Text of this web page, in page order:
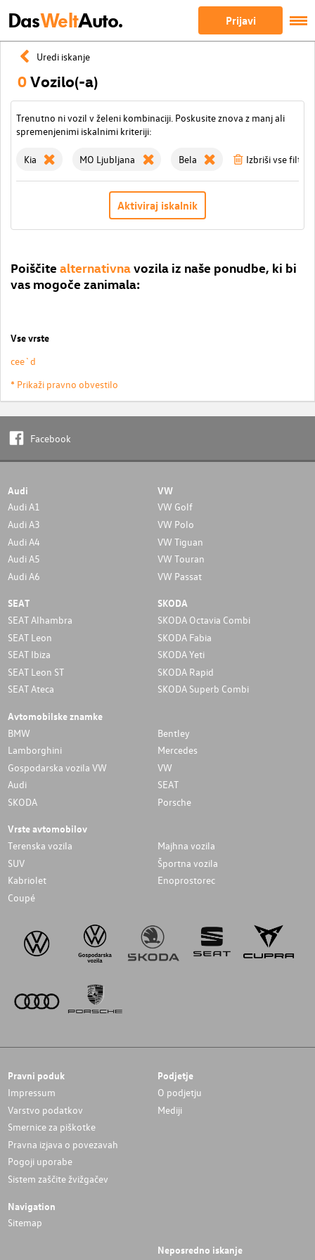
DasWeltAuto. Prijavi
Uredi iskanje
0Vozilo(-a)
Trenutno ni vozil v želeni kombinaciji. Poskusite znova z manj ali
spremenjenimi iskalnimi kriteriji:
Kia MO Ljubljana Bela Izbriši vse filtre
Aktiviraj iskalnik
Poiščite alternativnavozila iz naše ponudbe, ki bi
vas mogoče zanimala:
Vse vrste
cee`d
* Prikaži pravno obvestilo
Facebook
Audi
Audi A1
Audi A3
Audi A4
Audi A5
Audi A6
VW
VW Golf
VW Polo
VW Tiguan
VW Touran
VW Passat
SEAT
SEAT Alhambra
SEAT Leon
SEAT Ibiza
SEAT Leon ST
SEAT Ateca
SKODA
SKODA Octavia Combi
SKODA Fabia
SKODA Yeti
SKODA Rapid
SKODA Superb Combi
Avtomobilske znamke
BMW
Bentley
Lamborghini
Mercedes
Gospodarska vozila VW
VW
Audi
SEAT
SKODA
Porsche
Vrste avtomobilov
Terenska vozila
Majhna vozila
SUV
Športna vozila
Kabriolet
Enoprostorec
Coupé
Pravni poduk
Impressum
Varstvo podatkov
Smernice za piškotke
Pravna izjava o povezavah
Pogoji uporabe
Sistem zaščite žvižgačev
Podjetje
O podjetju
Mediji
Navigation
Sitemap
Neposredno iskanje